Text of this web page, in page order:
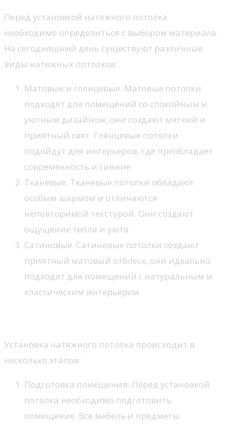
Перед установкой натяжного потолка
необходимо определиться с выбором материала.
На сегодняшний день существуют различные
виды натяжных потолков:
Матовые и глянцевые. Матовые потолки
подходят для помещений со спокойным и
уютным дизайном, они создают мягкий и
приятный свет. Глянцевые потолки
подойдут для интерьеров, где преобладает
современность и сияние.
Тканевые. Тканевые потолки обладают
особым шармом и отличаются
неповторимой текстурой. Они создают
ощущение тепла и уюта.
Сатиновые. Сатиновые потолки создают
приятный матовый отблеск, они идеально
подходят для помещений с натуральным и
классическим интерьером.
Установка натяжного потолка происходит в
несколько этапов:
Подготовка помещения. Перед установкой
потолка необходимо подготовить
помещение. Все мебель и предметы